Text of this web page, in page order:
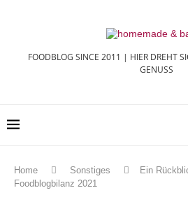
FOODBLOG SINCE 2011 | HIER DREHT
GENUSS
Home Sonstiges
Ein
Foodblogbilanz 2021